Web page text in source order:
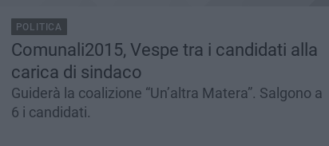
POLITICA
Comunali2015, Vespe tra i candidati alla
carica di sindaco
Guiderà la coalizione “Un’altra Matera”. Salgono a
6 i candidati.